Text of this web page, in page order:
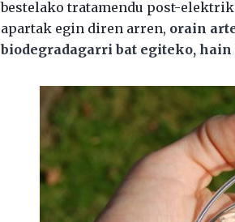
bestelako tratamendu post-
apartak egin diren arren, orain
biodegradagarri bat egiteko,